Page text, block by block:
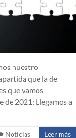
nuestro
que la de
que vamos
de 2021: Llegamos a
Noticias Leer más